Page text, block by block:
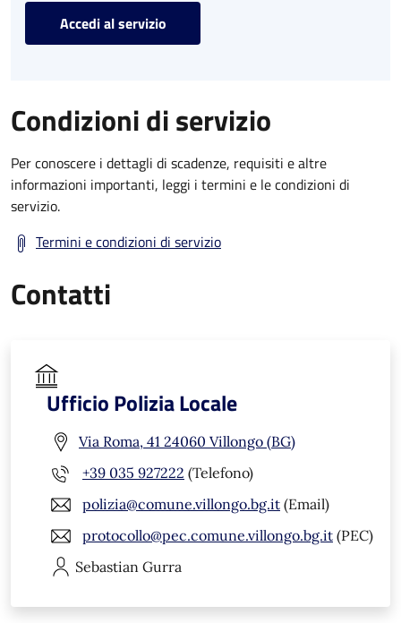
Accedi al servizio
Condizioni di servizio
Per conoscere i dettagli di scadenze, requisiti e altre
informazioni importanti, leggi i termini e le condizioni di
servizio.
Termini e condizioni di servizio
Contatti
Ufficio Polizia Locale
Via Roma, 41 24060 Villongo (BG)
+39 035 927222 (Telefono)
polizia@comune.villongo.bg.it (Email)
protocollo@pec.comune.villongo.bg.it (PEC)
Sebastian Gurra